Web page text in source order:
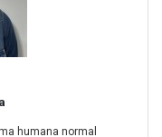
humana normal